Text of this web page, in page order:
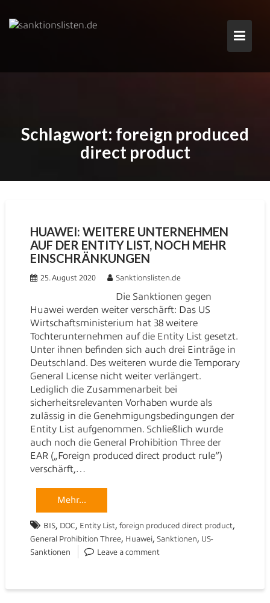
content
Schlagwort: foreign produced
direct product
HUAWEI: WEITERE UNTERNEHMEN
AUF DER ENTITY LIST, NOCH MEHR
EINSCHRÄNKUNGEN
25. August 2020 Sanktionslisten.de
Die Sanktionen gegen
Huawei werden weiter verschärft: Das US
Wirtschaftsministerium hat 38 weitere
Tochterunternehmen auf die Entity List gesetzt.
Unter ihnen befinden sich auch drei Einträge in
Deutschland. Des weiteren wurde die Temporary
General License nicht weiter verlängert.
Lediglich die Zusammenarbeit bei
sicherheitsrelevanten Vorhaben wurde als
zulässig in die Genehmigungsbedingungen der
Entity List aufgenommen. Schließlich wurde
auch noch die General Prohibition Three der
EAR („Foreign produced direct product rule“)
verschärft,…
Mehr...
BIS, DOC, Entity List, foreign produced direct product,
General Prohibition Three, Huawei, Sanktionen, US-
Sanktionen
Leave a comment